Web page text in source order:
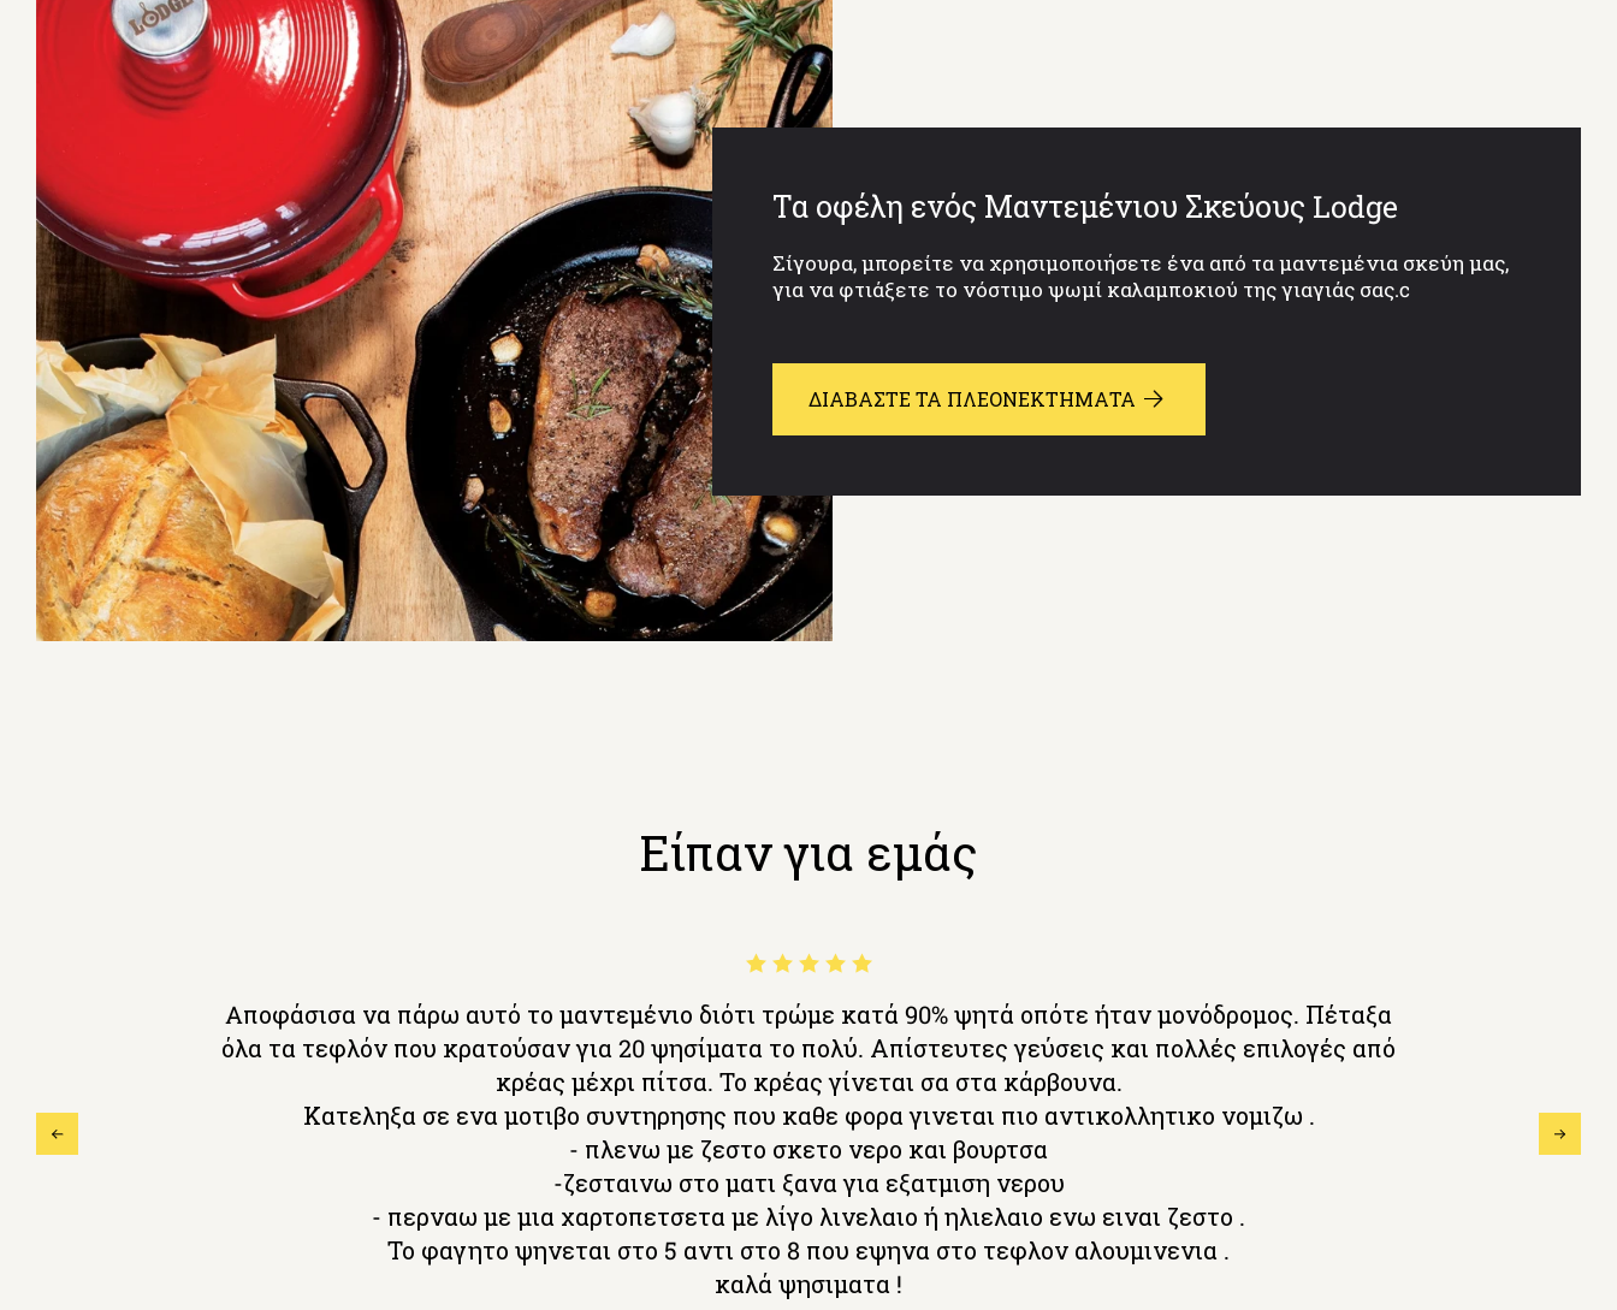
Τα οφέλη ενός Μαντεμένιου Σκεύους Lodge
Σίγουρα, μπορείτε να χρησιμοποιήσετε ένα από τα μαντεμένια σκεύη μας,
για να φτιάξετε το νόστιμο ψωμί καλαμποκιού της γιαγιάς σας.c
ΔΙΑΒΆΣΤΕ ΤΑ ΠΛΕΟΝΕΚΤΗΜΑΤΑ
Είπαν για εμάς
Aποφάσισα να πάρω αυτό το μαντεμένιο διότι τρώμε κατά 90% ψητά οπότε ήταν μονόδρομος. Πέταξα
όλα τα τεφλόν που κρατούσαν για 20 ψησίματα το πολύ. Απίστευτες γεύσεις και πολλές επιλογές από
κρέας μέχρι πίτσα. Το κρέας γίνεται σα στα κάρβουνα.
Κατεληξα σε ενα μοτιβο συντηρησης που καθε φορα γινεται πιο αντικολλητικο νομιζω .
- πλενω με ζεστο σκετο νερο και βουρτσα
-ζεσταινω στο ματι ξανα για εξατμιση νερου
- περναω με μια χαρτοπετσετα με λίγο λινελαιο ή ηλιελαιο ενω ειναι ζεστο .
Το φαγητο ψηνεται στο 5 αντι στο 8 που εψηνα στο τεφλον αλουμινενια .
καλά ψησιματα !